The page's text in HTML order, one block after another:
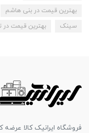
بهترین قیمت در بنی هاشم
سینک
بهترین قیمت در
فروشگاه ایرانیک کالا